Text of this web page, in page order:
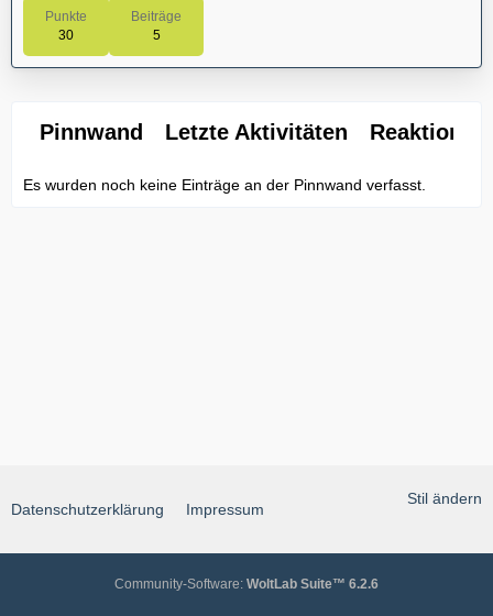
Punkte
30
Beiträge
5
Pinnwand Letzte Aktivitäten Reaktionen
Es wurden noch keine Einträge an der Pinnwand verfasst.
Stil ändern
Datenschutzerklärung Impressum
Community-Software: WoltLab Suite™ 6.2.6